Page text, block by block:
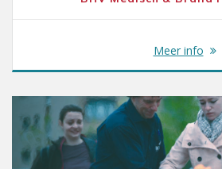
Meer info